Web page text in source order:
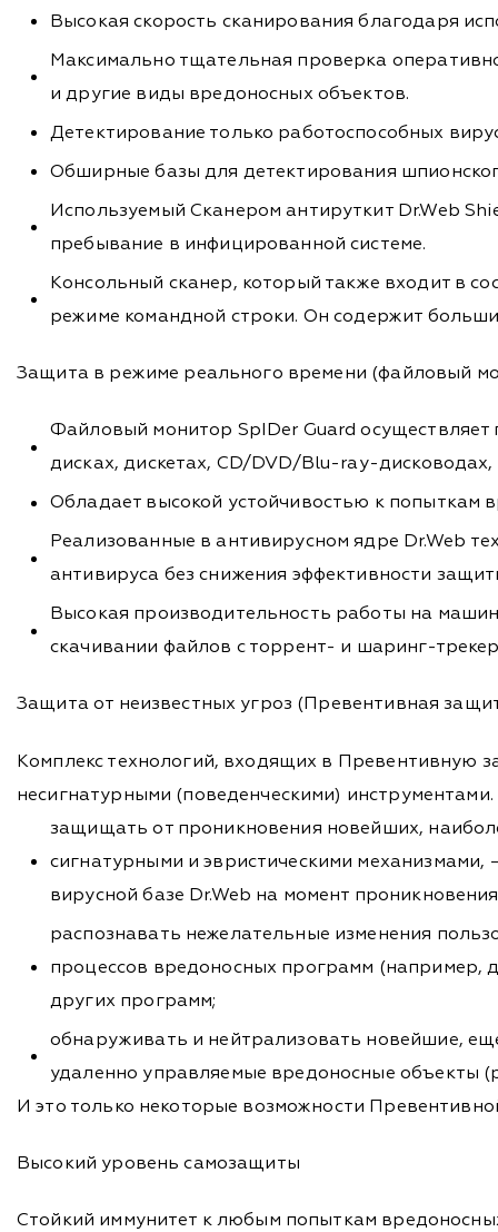
Высокая скорость сканирования благодаря
Максимально тщательная проверка
и другие виды вредоносных объектов.
Детектирование только работоспособных
Обширные базы для детектирования
Используемый Сканером антируткит Dr.Web
пребывание в инфицированной системе.
Консольный сканер, который также входит в
режиме командной строки. Он содержит
Защита в режиме реального времени (файловый
Файловый монитор SpIDer Guard
дисках, дискетах, CD/DVD/Blu-ray-
Обладает высокой устойчивостью к попыткам
Реализованные в антивирусном ядре Dr.Web
антивируса без снижения эффективности
Высокая производительность работы на
скачивании файлов с торрент- и шаринг-
Защита от неизвестных угроз (Превентивная
Комплекс технологий, входящих в Превентивную
несигнатурными (поведенческими)
защищать от проникновения новейших,
сигнатурными и эвристическими
вирусной базе Dr.Web на момент
распознавать нежелательные изменения
процессов вредоносных программ (например,
других программ;
обнаруживать и нейтрализовать новейшие,
удаленно управляемые вредоносные объекты
И это только некоторые возможности
Высокий уровень самозащиты
Стойкий иммунитет к любым попыткам